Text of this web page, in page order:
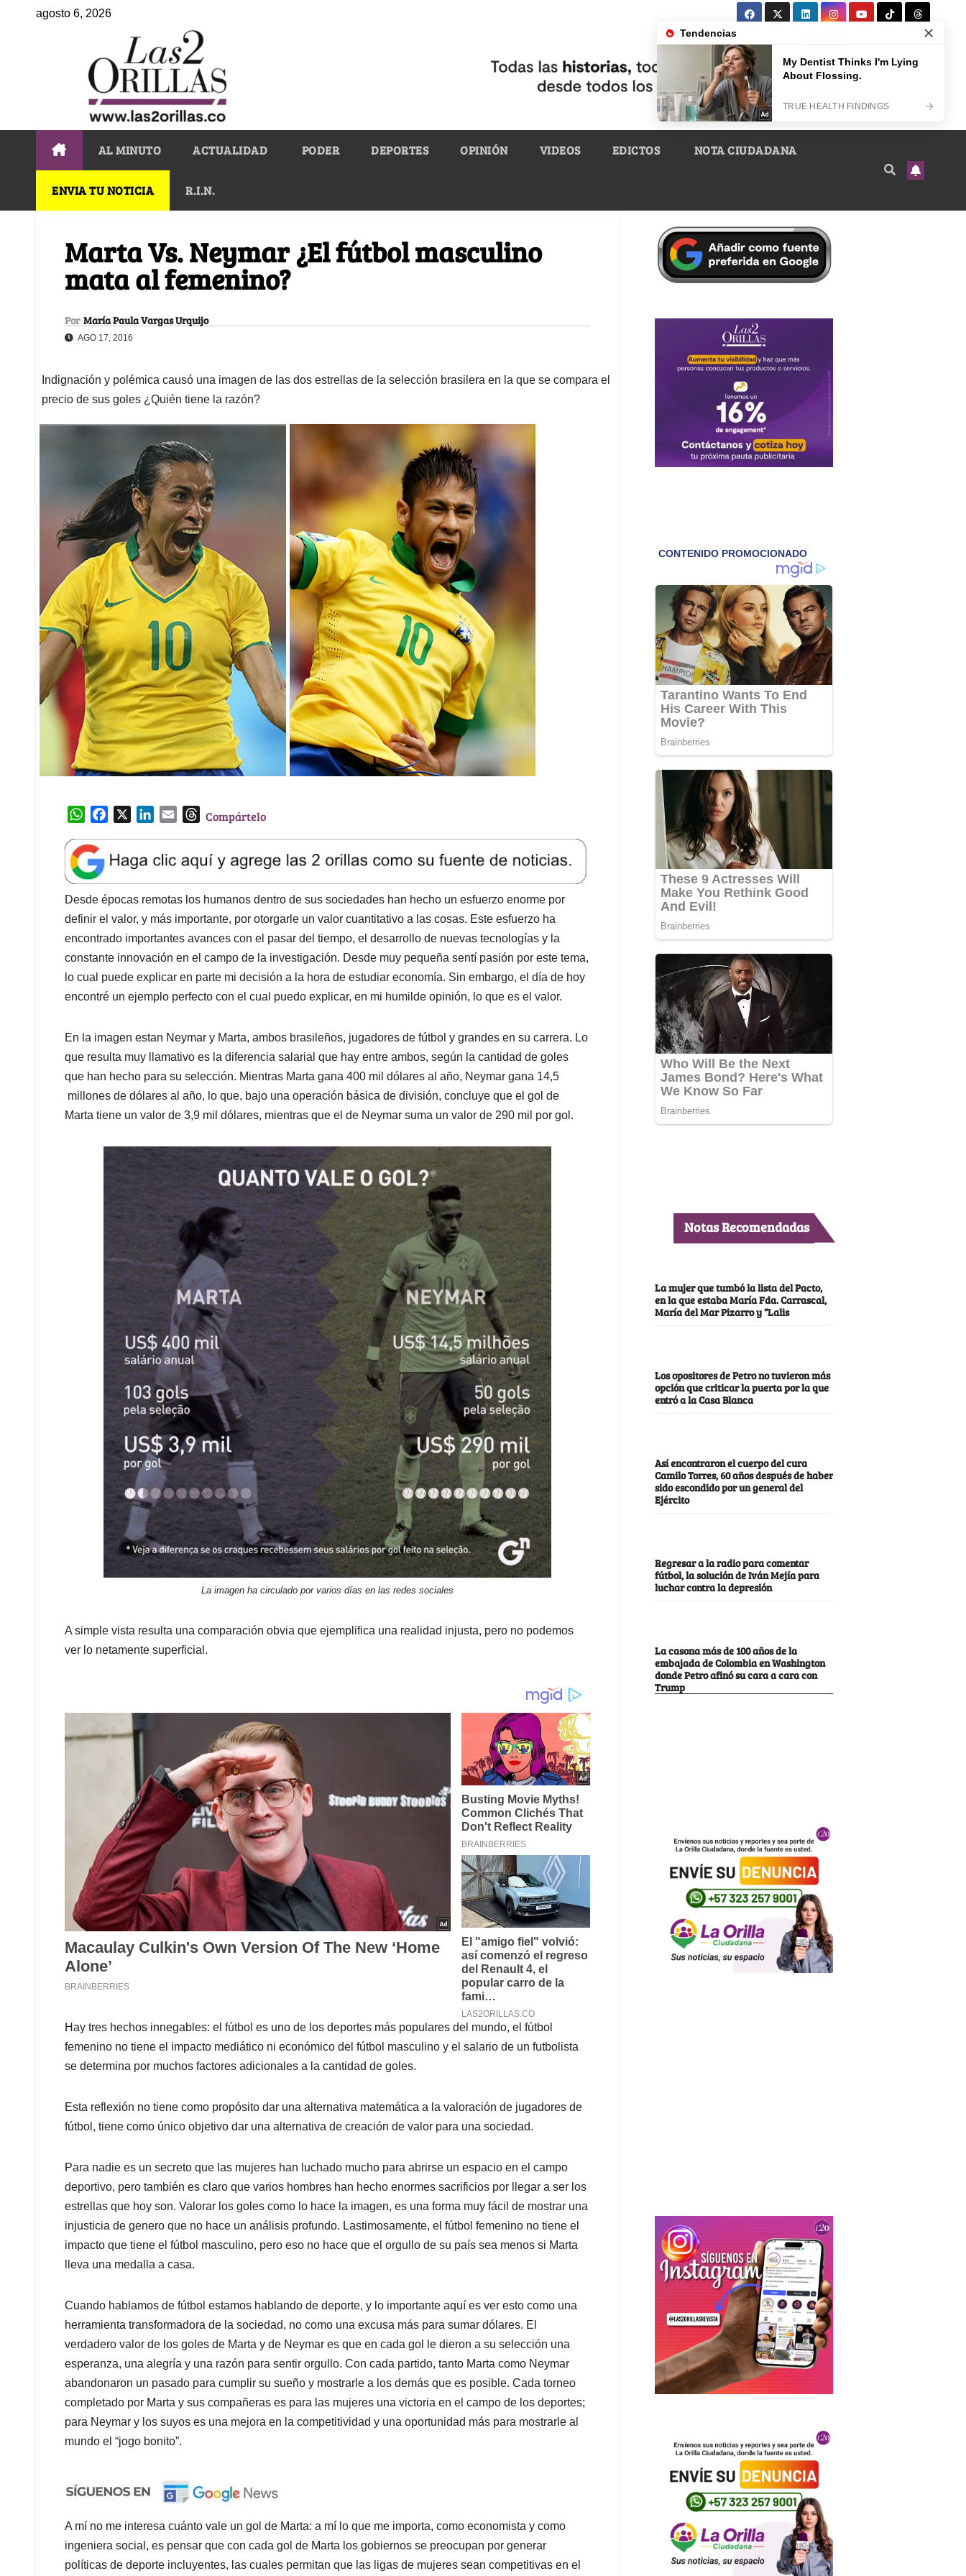
agosto 6, 2026
AL MINUTO ACTUALIDAD PODER DEPORTES OPINIÓN VIDEOS EDICTOS NOTA CIUDADANA
ENVIA TU NOTICIA R.I.N.
Marta Vs. Neymar ¿El fútbol masculino
mata al femenino?
Por María Paula Vargas Urquijo
AGO 17, 2016
Indignación y polémica causó una imagen de las dos estrellas de la selección brasilera en la que se compara el
precio de sus goles ¿Quién tiene la razón?
W
a
t
s
A
p
p
e
b
o
o
k
k
e
d
I
n
l
T
e
a
d
s
Compártelo
Desde épocas remotas los humanos dentro de sus sociedades han hecho un esfuerzo enorme por
definir el valor, y más importante, por otorgarle un valor cuantitativo a las cosas. Este esfuerzo ha
encontrado importantes avances con el pasar del tiempo, el desarrollo de nuevas tecnologías y la
constante innovación en el campo de la investigación. Desde muy pequeña sentí pasión por este tema,
lo cual puede explicar en parte mi decisión a la hora de estudiar economía. Sin embargo, el día de hoy
encontré un ejemplo perfecto con el cual puedo explicar, en mi humilde opinión, lo que es el valor.
En la imagen estan Neymar y Marta, ambos brasileños, jugadores de fútbol y grandes en su carrera. Lo
que resulta muy llamativo es la diferencia salarial que hay entre ambos, según la cantidad de goles
que han hecho para su selección. Mientras Marta gana 400 mil dólares al año, Neymar gana 14,5
millones de dólares al año, lo que, bajo una operación básica de división, concluye que el gol de
Marta tiene un valor de 3,9 mil dólares, mientras que el de Neymar suma un valor de 290 mil por gol.
La imagen ha circulado por varios días en las redes sociales
A simple vista resulta una comparación obvia que ejemplifica una realidad injusta, pero no podemos
ver lo netamente superficial.
Hay tres hechos innegables: el fútbol es uno de los deportes más populares del mundo, el fútbol
femenino no tiene el impacto mediático ni económico del fútbol masculino y el salario de un futbolista
se determina por muchos factores adicionales a la cantidad de goles.
Esta reflexión no tiene como propósito dar una alternativa matemática a la valoración de jugadores de
fútbol, tiene como único objetivo dar una alternativa de creación de valor para una sociedad.
Para nadie es un secreto que las mujeres han luchado mucho para abrirse un espacio en el campo
deportivo, pero también es claro que varios hombres han hecho enormes sacrificios por llegar a ser los
estrellas que hoy son. Valorar los goles como lo hace la imagen, es una forma muy fácil de mostrar una
injusticia de genero que no hace un análisis profundo. Lastimosamente, el fútbol femenino no tiene el
impacto que tiene el fútbol masculino, pero eso no hace que el orgullo de su país sea menos si Marta
lleva una medalla a casa.
Cuando hablamos de fútbol estamos hablando de deporte, y lo importante aquí es ver esto como una
herramienta transformadora de la sociedad, no como una excusa más para sumar dólares. El
verdadero valor de los goles de Marta y de Neymar es que en cada gol le dieron a su selección una
esperanza, una alegría y una razón para sentir orgullo. Con cada partido, tanto Marta como Neymar
abandonaron un pasado para cumplir su sueño y mostrarle a los demás que es posible. Cada torneo
completado por Marta y sus compañeras es para las mujeres una victoria en el campo de los deportes;
para Neymar y los suyos es una mejora en la competitividad y una oportunidad más para mostrarle al
mundo el “jogo bonito”.
A mí no me interesa cuánto vale un gol de Marta: a mí lo que me importa, como economista y como
ingeniera social, es pensar que con cada gol de Marta los gobiernos se preocupan por generar
políticas de deporte incluyentes, las cuales permitan que las ligas de mujeres sean competitivas en el
Notas Recomendadas
La mujer que tumbó la lista del Pacto,
en la que estaba María Fda. Carrascal,
María del Mar Pizarro y “Lalis
Los opositores de Petro no tuvieron más
opción que criticar la puerta por la que
entró a la Casa Blanca
Así encontraron el cuerpo del cura
Camilo Torres, 60 años después de haber
sido escondido por un general del
Ejército
Regresar a la radio para comentar
fútbol, la solución de Iván Mejía para
luchar contra la depresión
La casona más de 100 años de la
embajada de Colombia en Washington
donde Petro afinó su cara a cara con
Trump